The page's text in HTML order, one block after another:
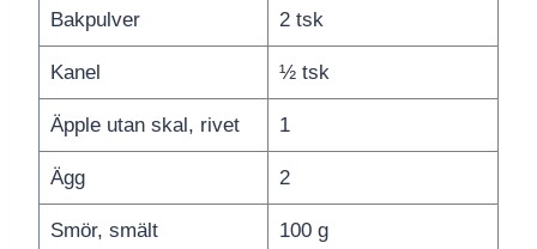
Bakpulver 2 tsk
Kanel ½ tsk
Äpple utan skal, rivet 1
Ägg 2
Smör, smält 100 g